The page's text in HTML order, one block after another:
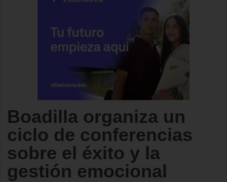
Boadilla organiza un
ciclo de conferencias
sobre el éxito y la
gestión emocional